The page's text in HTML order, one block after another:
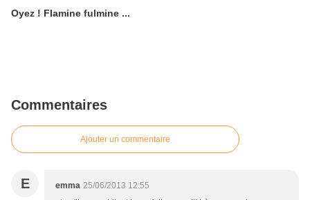
Oyez ! Flamine fulmine ...
Commentaires
Ajouter un commentaire
E emma 25/06/2013 12:55